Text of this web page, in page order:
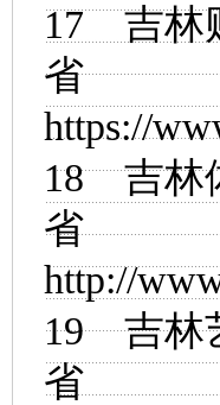
17吉林
省
https://
18吉林
省
http://
19吉林
省